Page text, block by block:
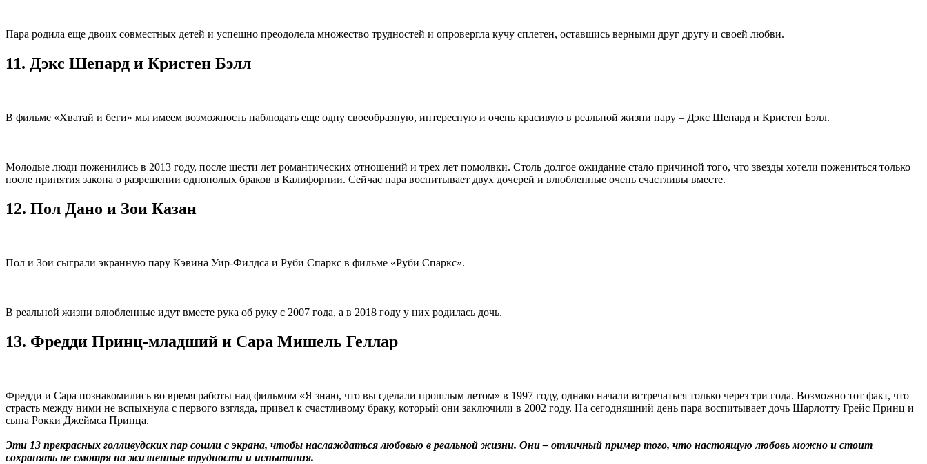
Пара родила еще двоих совместных детей и успешно преодолела множество трудностей и опровергла кучу сплетен, оставшись верными друг другу и своей любви.
11. Дэкс Шепард и Кристен Бэлл
В фильме «Хватай и беги» мы имеем возможность наблюдать еще одну своеобразную, интересную и очень красивую в реальной жизни пару – Дэкс Шепард и Кристен Бэлл.
Молодые люди поженились в 2013 году, после шести лет романтических отношений и трех лет помолвки. Столь долгое ожидание стало причиной того, что звезды хотели пожениться только
после принятия закона о разрешении однополых браков в Калифорнии. Сейчас пара воспитывает двух дочерей и влюбленные очень счастливы вместе.
12. Пол Дано и Зои Казан
Пол и Зои сыграли экранную пару Кэвина Уир-Филдса и Руби Спаркс в фильме «Руби Спаркс».
В реальной жизни влюбленные идут вместе рука об руку с 2007 года, а в 2018 году у них родилась дочь.
13. Фредди Принц-младший и Сара Мишель Геллар
Фредди и Сара познакомились во время работы над фильмом «Я знаю, что вы сделали прошлым летом» в 1997 году, однако начали встречаться только через три года. Возможно тот факт, что
страсть между ними не вспыхнула с первого взгляда, привел к счастливому браку, который они заключили в 2002 году. На сегодняшний день пара воспитывает дочь Шарлотту Грейс Принц и
сына Рокки Джеймса Принца.
Эти 13 прекрасных голливудских пар сошли с экрана, чтобы наслаждаться любовью в реальной жизни. Они – отличный пример того, что настоящую любовь можно и стоит
сохранять не смотря на жизненные трудности и испытания.